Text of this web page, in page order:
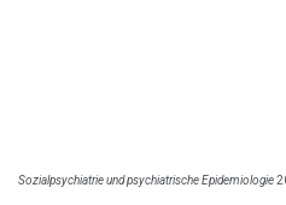
Sozialpsychiatrie und psychiatrische Epidemiologie